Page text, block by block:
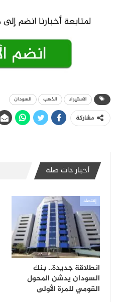
الاستيراد الذهب السودان
مشاركة
أخبار ذات صلة
إقتصاد
انطلاقة جديدة.. بنك
السودان يدشن المحول
القومي للمرة الأولى